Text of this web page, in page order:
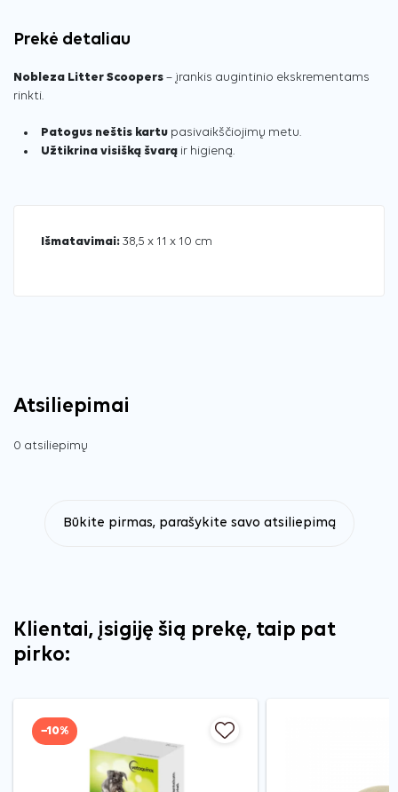
Prekė detaliau
Nobleza Litter Scoopers – įrankis augintinio ekskrementams
rinkti.
Patogus neštis kartu pasivaikščiojimų metu.
Užtikrina visišką švarą ir higieną.
Išmatavimai: 38,5 x 11 x 10 cm
Atsiliepimai
0 atsiliepimų
Būkite pirmas, parašykite savo atsiliepimą
Klientai, įsigiję šią prekę, taip pat
pirko:
−10%